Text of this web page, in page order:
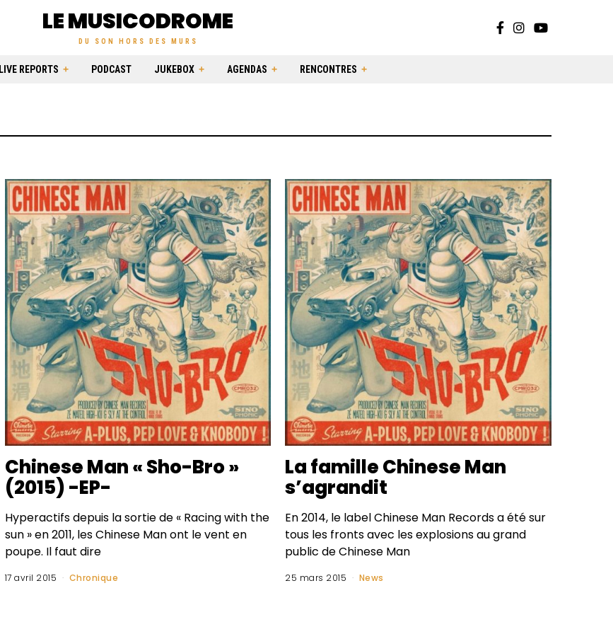
LE MUSICODROME
DU SON HORS DES MURS
LIVE REPORTS PODCAST JUKEBOX AGENDAS RENCONTRES
Chinese Man « Sho-Bro »
(2015) -EP-
Hyperactifs depuis la sortie de « Racing with the
sun » en 2011, les Chinese Man ont le vent en
poupe. Il faut dire
17 avril 2015 Chronique
La famille Chinese Man
s’agrandit
En 2014, le label Chinese Man Records a été sur
tous les fronts avec les explosions au grand
public de Chinese Man
25 mars 2015 News